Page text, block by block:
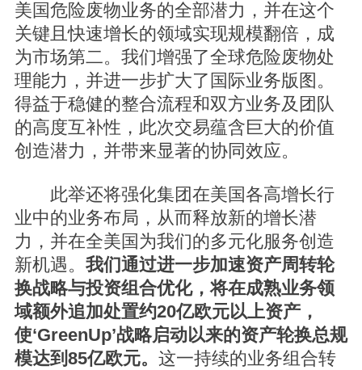
美国危险废物业务的全部潜力，并在这个
关键且快速增长的领域实现规模翻倍，成
为市场第二。我们增强了全球危险废物处
理能力，并进一步扩大了国际业务版图。
得益于稳健的整合流程和双方业务及团队
的高度互补性，此次交易蕴含巨大的价值
创造潜力，并带来显著的协同效应。
此举还将强化集团在美国各高增长行
业中的业务布局，从而释放新的增长潜
力，并在全美国为我们的多元化服务创造
新机遇。 我们通过进一步加速资产周转轮
换战略与投资组合优化，将在成熟业务领
域额外追加处置约20亿欧元以上资产，
使‘GreenUp’战略启动以来的资产轮换总规
模达到85亿欧元。 这一持续的业务组合转